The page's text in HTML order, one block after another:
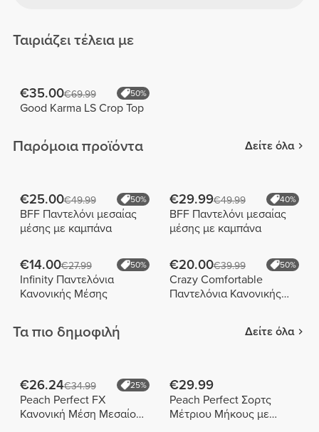
Ταιριάζει τέλεια με
€35.00€69.99 50%
Good Karma LS Crop Top
Παρόμοια προϊόντα Δείτε όλα
€25.00€49.99 50%
BFF Παντελόνι μεσαίας
μέσης με καμπάνα
€29.99€49.99 40%
BFF Παντελόνι μεσαίας
μέσης με καμπάνα
€14.00€27.99 50%
Infinity Παντελόνια
Κανονικής Μέσης
€20.00€39.99 50%
Crazy Comfortable
Παντελόνια Κανονικής
Τα πιο δημοφιλή Δείτε όλα
€26.24€34.99 25%
Peach Perfect FX
Κανονική Μέση Μεσαίου
€29.99
Peach Perfect Σορτς
Μέτριου Μήκους με